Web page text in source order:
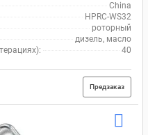
China
HPRC-WS32
роторный
дизель, масло
40
Предзаказ